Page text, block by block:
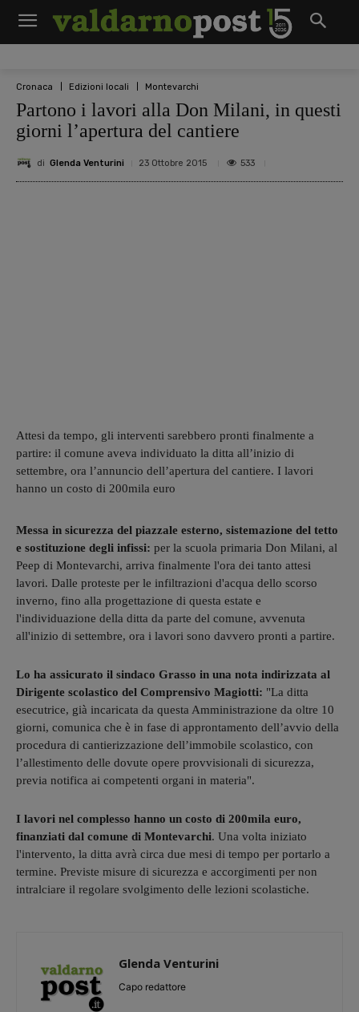
Cronaca Edizioni locali Montevarchi
Partono i lavori alla Don Milani, in questi
giorni l’apertura del cantiere
di Glenda Venturini 23 Ottobre 2015 533
Attesi da tempo, gli interventi sarebbero pronti finalmente a
partire: il comune aveva individuato la ditta all’inizio di
settembre, ora l’annuncio dell’apertura del cantiere. I lavori
hanno un costo di 200mila euro
Messa in sicurezza del piazzale esterno, sistemazione del tetto
e sostituzione degli infissi: per la scuola primaria Don Milani, al
Peep di Montevarchi, arriva finalmente l'ora dei tanto attesi
lavori. Dalle proteste per le infiltrazioni d'acqua dello scorso
inverno, fino alla progettazione di questa estate e
l'individuazione della ditta da parte del comune, avvenuta
all'inizio di settembre, ora i lavori sono davvero pronti a partire.
Lo ha assicurato il sindaco Grasso in una nota indirizzata al
Dirigente scolastico del Comprensivo Magiotti: "La ditta
esecutrice, già incaricata da questa Amministrazione da oltre 10
giorni, comunica che è in fase di approntamento dell’avvio della
procedura di cantierizzazione dell’immobile scolastico, con
l’allestimento delle dovute opere provvisionali di sicurezza,
previa notifica ai competenti organi in materia".
I lavori nel complesso hanno un costo di 200mila euro,
finanziati dal comune di Montevarchi. Una volta iniziato
l'intervento, la ditta avrà circa due mesi di tempo per portarlo a
termine. Previste misure di sicurezza e accorgimenti per non
intralciare il regolare svolgimento delle lezioni scolastiche.
Glenda Venturini
Capo redattore